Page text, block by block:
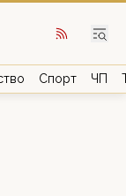
Спорт ЧП